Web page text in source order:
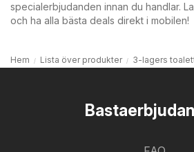
specialerbjudanden innan du handlar.
och ha alla bästa deals direkt i mobilen!
Hem Lista över produkter 3-lagers